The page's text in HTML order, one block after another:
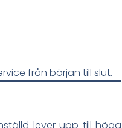
från början till slut.